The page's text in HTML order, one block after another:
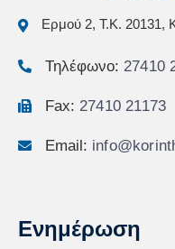
Ερμού 2, Τ.Κ. 20131,
Τηλέφωνο: 27410
Fax: 27410 21173
Email:
Ενημέρωση